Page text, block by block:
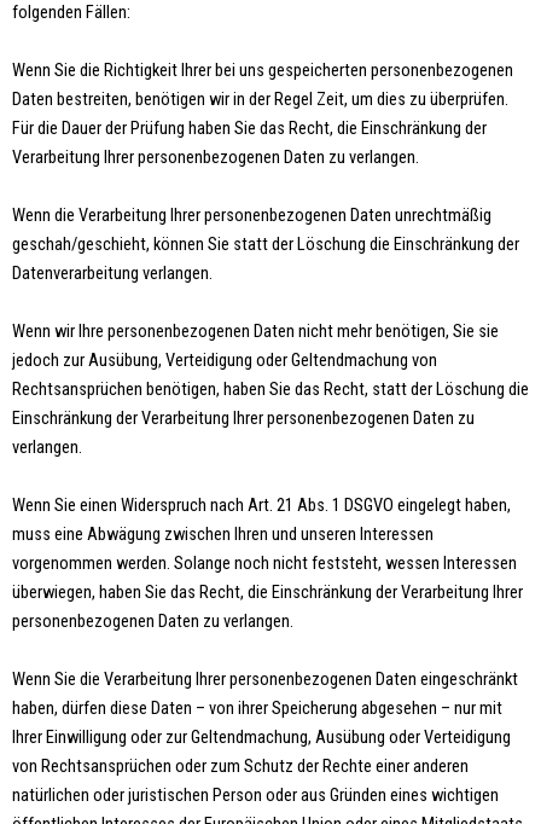
folgenden Fällen:
Wenn Sie die Richtigkeit Ihrer bei uns gespeicherten personenbezogenen
Daten bestreiten, benötigen wir in der Regel Zeit, um dies zu überprüfen.
Für die Dauer der Prüfung haben Sie das Recht, die Einschränkung der
Verarbeitung Ihrer personenbezogenen Daten zu verlangen.
Wenn die Verarbeitung Ihrer personenbezogenen Daten unrechtmäßig
geschah/geschieht, können Sie statt der Löschung die Einschränkung der
Datenverarbeitung verlangen.
Wenn wir Ihre personenbezogenen Daten nicht mehr benötigen, Sie sie
jedoch zur Ausübung, Verteidigung oder Geltendmachung von
Rechtsansprüchen benötigen, haben Sie das Recht, statt der Löschung die
Einschränkung der Verarbeitung Ihrer personenbezogenen Daten zu
verlangen.
Wenn Sie einen Widerspruch nach Art. 21 Abs. 1 DSGVO eingelegt haben,
muss eine Abwägung zwischen Ihren und unseren Interessen
vorgenommen werden. Solange noch nicht feststeht, wessen Interessen
überwiegen, haben Sie das Recht, die Einschränkung der Verarbeitung Ihrer
personenbezogenen Daten zu verlangen.
Wenn Sie die Verarbeitung Ihrer personenbezogenen Daten eingeschränkt
haben, dürfen diese Daten – von ihrer Speicherung abgesehen – nur mit
Ihrer Einwilligung oder zur Geltendmachung, Ausübung oder Verteidigung
von Rechtsansprüchen oder zum Schutz der Rechte einer anderen
natürlichen oder juristischen Person oder aus Gründen eines wichtigen